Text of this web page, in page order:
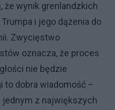
że wynik grenlandzkich
i jego dążenia do
Zwycięstwo
oznacza, że proces
nie będzie
to dobra wiadomość –
jednym z największych